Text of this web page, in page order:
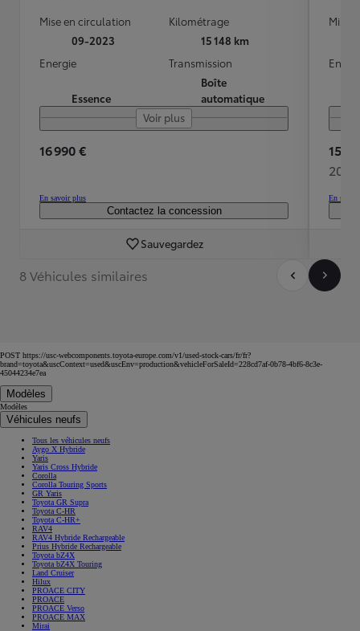
Mise en circulation
09-2023
Kilométrage
15 148 km
Energie
Essence
Transmission
Boîte
automatique
Voir plus
16 990 €
En savoir plus
Contactez la concession
Sauvegardez
Mise
15
208
En
8 Véhicules similaires
POST https://usc-webcomponents.toyota-europe.com/v1/used-stock-cars/fr/fr?
brand=toyota&uscContext=used&uscEnv=production&vehicleForSaleId=228cd7af-0b78-4bf6-8c3e-
45044234e7ea
Modèles
Modèles
Véhicules neufs
Tous les véhicules neufs
Aygo X Hybride
Yaris
Yaris Cross Hybride
Corolla
Corolla Touring Sports
GR Yaris
Toyota GR Supra
Toyota C-HR
Toyota C-HR+
RAV4
RAV4 Hybride Rechargeable
Prius Hybride Rechargeable
Toyota bZ4X
Toyota bZ4X Touring
Land Cruiser
Hilux
PROACE CITY
PROACE
PROACE Verso
PROACE MAX
Mirai